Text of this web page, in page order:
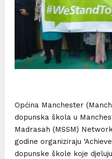
Općina Manchester
dopunska škola u
Madrasah (MSSM)
godine organiziraju
dopunske škole koje